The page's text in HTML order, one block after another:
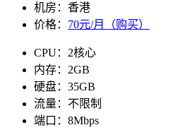
机房：香港
价格： 70元/月（购买）
CPU：2核心
内存：2GB
硬盘：35GB
流量：不限制
端口：8Mbps